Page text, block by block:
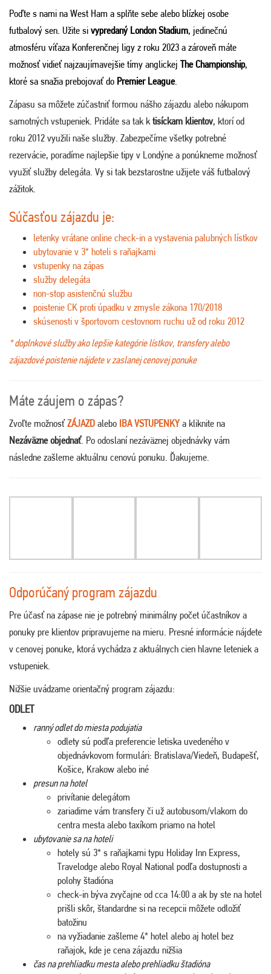
Poďte s nami na West Ham a splňte sebe alebo blízkej osobe
futbalový sen. Užite si vypredaný London Stadium, jedinečnú
atmosféru víťaza Konferenčnej ligy z roku 2023 a zároveň máte
možnosť vidieť najzaujímavejšie tímy anglickej The Championship,
ktoré sa snažia prebojovať do Premier League.
Zápasu sa môžete zúčastniť formou nášho zájazdu alebo nákupom
samotných vstupeniek. Pridáte sa tak ktisíckam klientov, ktorí od
roku 2012 využili naše služby. Zabezpečíme všetky potrebné
rezervácie, poradíme najlepšie tipy v Londýne a ponúkneme možnosť
využiť služby delegáta. Vy si tak bezstarostne užijete váš futbalový
zážitok.
Súčasťou zájazdu je:
letenky vrátane online check-in a vystavenia palubných lístkov
ubytovanie v 3* hoteli s raňajkami
vstupenky na zápas
služby delegáta
non-stop asistenčnú službu
poistenie CK proti úpadku v zmysle zákona 170/2018
skúsenosti v športovom cestovnom ruchu už od roku 2012
* doplnkové služby ako lepšie kategórie lístkov, transfery alebo
zájazdové poistenie nájdete v zaslanej cenovej ponuke
Máte záujem o zápas?
Zvoľte možnosťZÁJAZD alebo IBA VSTUPENKY a kliknite na
Nezáväzne objednať. Po odoslaní nezáväznej objednávky vám
následne zašleme aktuálnu cenovú ponuku. Ďakujeme.
Odporúčaný program zájazdu
Pre účasť na zápase nie je potrebný minimálny počet účastníkov a
ponuky pre klientov pripravujeme na mieru. Presné informácie nájdete
v cenovej ponuke, ktorá vychádza z aktuálnych cien hlavne leteniek a
vstupeniek.
Nižšie uvádzame orientačný program zájazdu:
ODLET
ranný odlet do miesta podujatia
odlety sú podľa preferencie letiska uvedeného v
objednávkovom formulári: Bratislava/Viedeň, Budapešť,
Košice, Krakow alebo iné
presun na hotel
privítanie delegátom
zariadime vám transfery či už autobusom/vlakom do
centra mesta alebo taxíkom priamo na hotel
ubytovanie sa na hoteli
hotely sú 3* s raňajkami typu Holiday Inn Express,
Travelodge alebo Royal National podľa dostupnosti a
polohy štadióna
check-in býva zvyčajne od cca 14:00 a ak by ste na hotel
prišli skôr, štandardne si na recepcii môžete odložiť
batožinu
na vyžiadanie zašleme 4* hotel alebo aj hotel bez
raňajok, kde je cena zájazdu nižšia
čas na prehliadku mesta alebo prehliadku štadióna